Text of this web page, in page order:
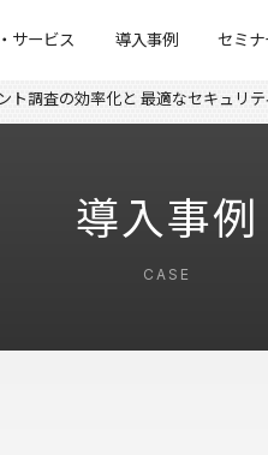
サービス 導入事例 セミナ
ト調査の効率化と 最適なセキュリ
導入事例
CASE